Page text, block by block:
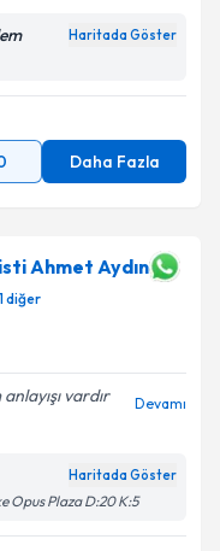
Haritada Göster
Daha Fazla
Ahmet Aydın
1diğer
vardır
Devamı
Haritada Göster
Opus Plaza D:20 K:5